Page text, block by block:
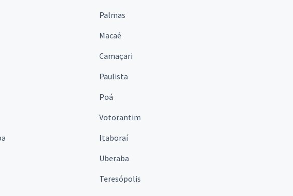
Palmas
Macaé
Camaçari
Paulista
Poá
Votorantim
Itaboraí
Uberaba
Teresópolis